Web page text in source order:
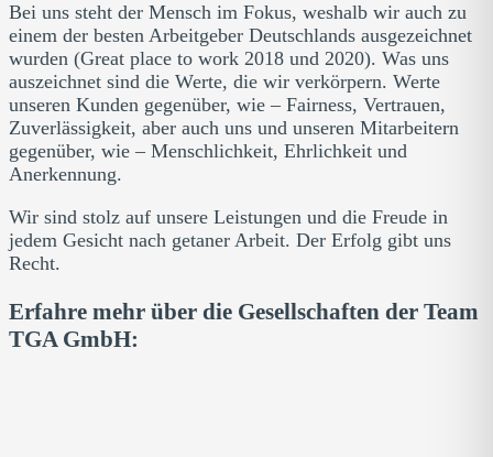
Bei uns steht der Mensch im Fokus, weshalb wir auch zu
einem der besten Arbeitgeber Deutschlands ausgezeichnet
wurden (Great place to work 2018 und 2020). Was uns
auszeichnet sind die Werte, die wir verkörpern. Werte
unseren Kunden gegenüber, wie – Fairness, Vertrauen,
Zuverlässigkeit, aber auch uns und unseren Mitarbeitern
gegenüber, wie – Menschlichkeit, Ehrlichkeit und
Anerkennung.
Wir sind stolz auf unsere Leistungen und die Freude in
jedem Gesicht nach getaner Arbeit. Der Erfolg gibt uns
Recht.
Erfahre mehr über die Gesellschaften der Team
TGA GmbH: